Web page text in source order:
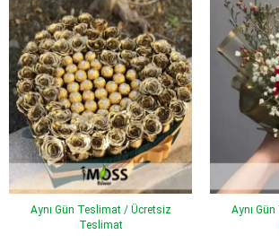
Aynı Gün Teslimat / Ücretsiz
Teslimat
Aynı